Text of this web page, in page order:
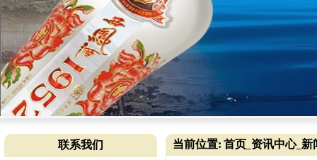
联系我们 当前位置: 首页 资讯中心_ 新